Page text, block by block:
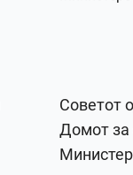
Советот
Домот за